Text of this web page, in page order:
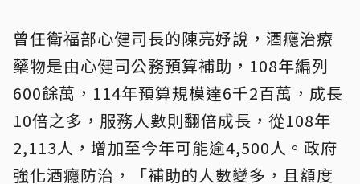
曾任衛福部心健司長的陳亮妤說，酒癮治療
藥物是由心健司公務預算補助，108年編列
600餘萬，114年預算規模達6千2百萬，成長
10倍之多，服務人數則翻倍成長，從108年
2,113人，增加至今年可能逾4,500人。政府
強化酒癮防治，「補助的人數變多，且額度